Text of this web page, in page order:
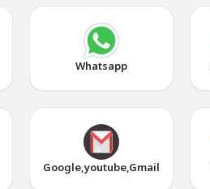
Whatsapp
Google,youtube,Gmail